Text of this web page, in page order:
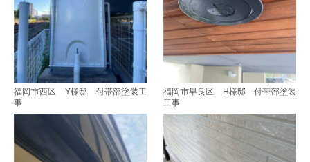
福岡市西区 Y様邸 付帯部塗装工
事
福岡市早良区 H様邸 付帯部塗装
工事